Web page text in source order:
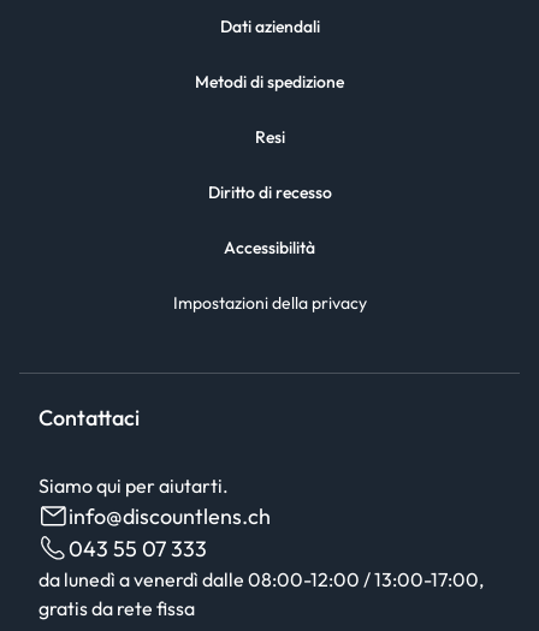
Dati aziendali
Metodi di spedizione
Resi
Diritto di recesso
Accessibilità
Impostazioni della privacy
Contattaci
Siamo qui per aiutarti.
info@discountlens.ch
043 55 07 333
da lunedì a venerdì dalle 08:00-12:00 / 13:00-17:00,
gratis da rete fissa